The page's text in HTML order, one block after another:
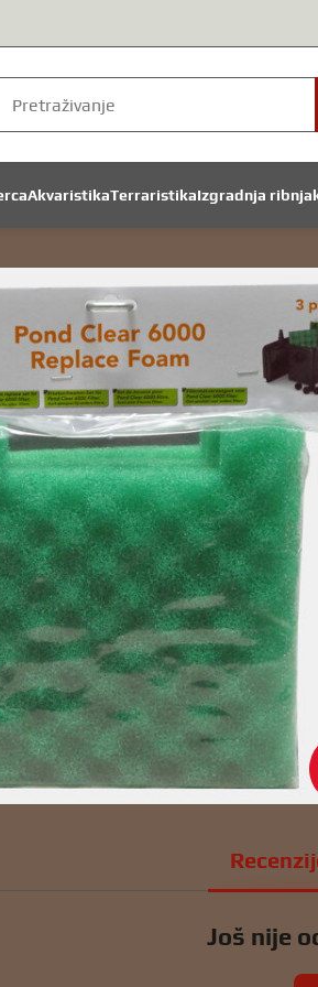
AkvaristikaTerraristikaIzgradnja
Još nije